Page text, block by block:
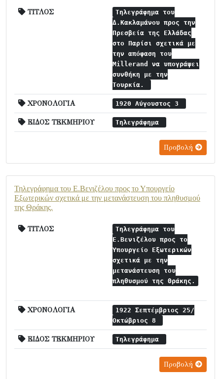
ΤΙΤΛΟΣ
Τηλεγράφημα του
Δ.Κακλαμάνου προς την
Πρεσβεία της Ελλάδας
στο Παρίσι σχετικά με
την απόφαση του
Millerand να υπογράψει
συνθήκη με την
Τουρκία.
ΧΡΟΝΟΛΟΓΙΑ 1920 Αύγουστος 3
ΕΙΔΟΣ ΤΕΚΜΗΡΙΟΥ Τηλεγράφημα
Προβολή
Τηλεγράφημα του Ε.Βενιζέλου προς το Υπουργείο
Εξωτερικών σχετικά με την μετανάστευση του πληθυσμού
της Θράκης.
ΤΙΤΛΟΣ
Τηλεγράφημα του
Ε.Βενιζέλου προς το
Υπουργείο Εξωτερικών
σχετικά με την
μετανάστευση του
πληθυσμού της Θράκης.
ΧΡΟΝΟΛΟΓΙΑ
1922 Σεπτέμβριος 25/
Οκτώβριος 8
ΕΙΔΟΣ ΤΕΚΜΗΡΙΟΥ Τηλεγράφημα
Προβολή